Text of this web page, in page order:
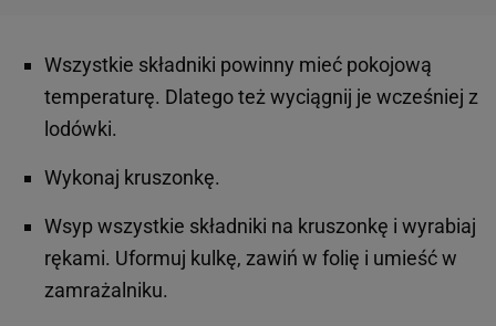
Wszystkie składniki powinny mieć pokojową
temperaturę. Dlatego też wyciągnij je wcześniej z
lodówki.
Wykonaj kruszonkę.
Wsyp wszystkie składniki na kruszonkę i wyrabiaj
rękami. Uformuj kulkę, zawiń w folię i umieść w
zamrażalniku.